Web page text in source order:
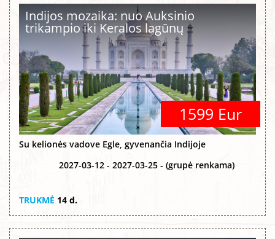
Indijos mozaika: nuo Auksinio
trikampio iki Keralos lagūnų
1599 Eur
Su kelionės vadove Egle, gyvenančia Indijoje
2027-03-12 - 2027-03-25 - (grupė renkama)
TRUKMĖ 14 d.